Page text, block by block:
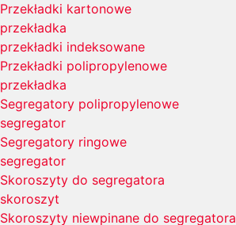
Przekładki kartonowe
przekładka
przekładki indeksowane
Przekładki polipropylenowe
przekładka
Segregatory polipropylenowe
segregator
Segregatory ringowe
segregator
Skoroszyty do segregatora
skoroszyt
Skoroszyty niewpinane do segregatora